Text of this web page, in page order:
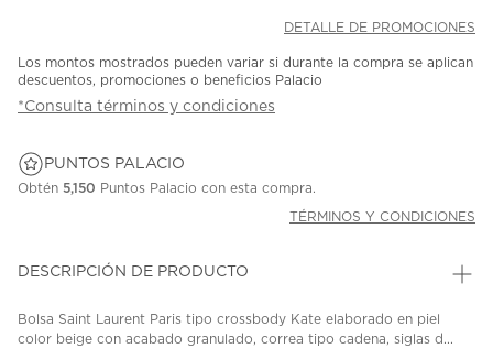
DETALLE DE PROMOCIONES
Los montos mostrados pueden variar si durante la compra se aplican
descuentos, promociones o beneficios Palacio
*Consulta términos y condiciones
PUNTOS PALACIO
Obtén 5,150 Puntos Palacio con esta compra.
TÉRMINOS Y CONDICIONES
DESCRIPCIÓN DE PRODUCTO
Bolsa Saint Laurent Paris tipo crossbody Kate elaborado en piel
color beige con acabado granulado, correa tipo cadena, siglas d...